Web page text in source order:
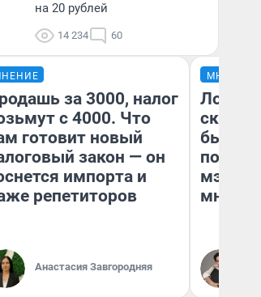
на 20 рублей
14 234 60
за 3000, налог
с 4000. Что
готовит новый
закон — он
импорта и
репетиторов
Анастасия Завгородняя
МНЕНИЕ
был
мэр
мнение